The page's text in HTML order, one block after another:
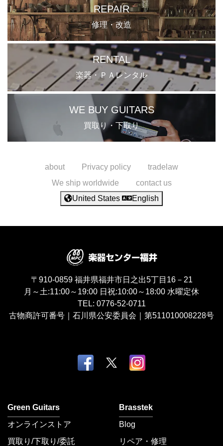
REPAIR
修理・改造
RENTAL
楽器・ＰＡレンタル
WE BUY GUITARS
買取り・下取り
about Privacy policy
tradelaw
We ship worldwide
contact us
United States
English
〒910-0859 福井県福井市日之出5丁目16－21
月～土:11:00～19:00 日祝:10:00～18:00 水曜定休
TEL: 0776-52-0711
古物商許可番号｜石川県公安委員会｜第511010008228号
Green Guitars
オンラインストア
買取り/下取り/委託
Brasstek
Blog
リペア・修理